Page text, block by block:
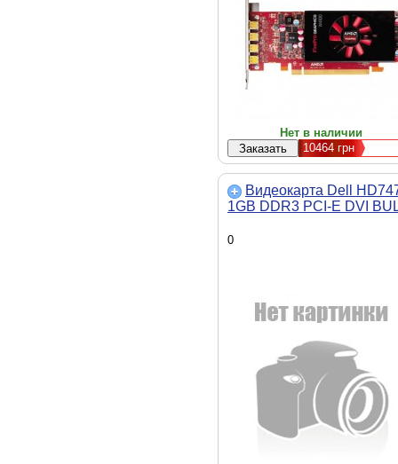
Нет в наличии
10464грн
Видеокарта Dell
1GB DDR3 PCI-E DVI
0